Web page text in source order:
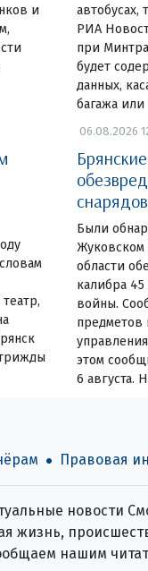
и
автобусах,
РИА
при
будет
данных,
багажа или
06.08.2026
Были
Жуковском
области
калибра
войны.
предметов
этом
6 августа.
Правовая
новости
жизнь,
нашим